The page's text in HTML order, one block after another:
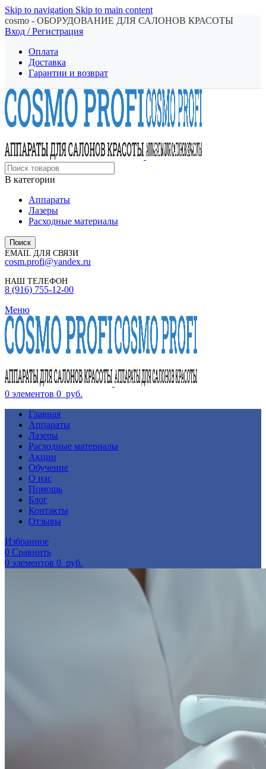
Skip to navigation Skip to main content
cosmo - ОБОРУДОВАНИЕ ДЛЯ САЛОНОВ КРАСОТЫ
Вход / Регистрация
Оплата
Доставка
Гарантии и возврат
В категории
Аппараты
Лазеры
Расходные материалы
Поиск
EMAIL ДЛЯ СВЯЗИ
cosm.profi@yandex.ru
НАШ ТЕЛЕФОН
8 (916) 755-12-00
Меню
0 элементов 0 руб.
Главная
Аппараты
Лазеры
Расходные материалы
Акции
Обучение
О нас
Помощь
Блог
Контакты
Отзывы
Избранное
0 Сравнить
0 элементов 0 руб.